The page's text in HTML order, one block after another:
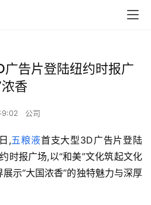
告片登陆纽约时报广
香
9:02 公司
,五粮液首支大型3D广告片登陆
时报广场,以“和美”文化筑起文化
示“大国浓香”的独特魅力与深厚